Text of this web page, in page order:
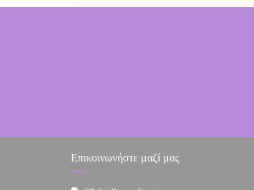
Επικοινωνήστε μαζί μας